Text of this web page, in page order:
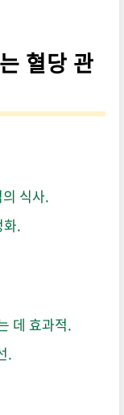
혈당 관
식사.
화.
데 효과적.
.